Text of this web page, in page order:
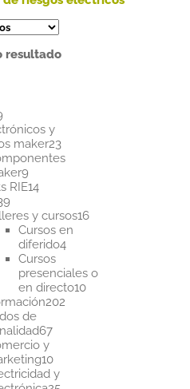
resultado
39
productos
y
maker2323
productos
99
productos
RIE1414
39
productos
y cursos1616
Cursos en
diferido44
Cursos
presenciales o
en directo1010
202202
de
6767
y
1010
productos
y